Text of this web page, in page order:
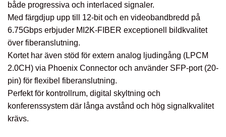
både progressiva och interlaced signaler.
Med färgdjup upp till 12-bit och en videobandbredd på
6.75Gbps erbjuder MI2K-FIBER exceptionell bildkvalitet
över fiberanslutning.
Kortet har även stöd för extern analog ljudingång (LPCM
2.0CH) via Phoenix Connector och använder SFP-port (20-
pin) för flexibel fiberanslutning.
Perfekt för kontrollrum, digital skyltning och
konferenssystem där långa avstånd och hög signalkvalitet
krävs.